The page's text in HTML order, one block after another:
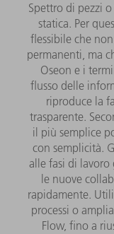
Spettro di pezzi
statica. Per
flessibile che
permanenti, ma
Oseon e i
flusso delle
riproduce la
trasparente.
il più semplice
con semplicità.
alle fasi di
le nuove
rapidamente.
processi o
Flow, fino a